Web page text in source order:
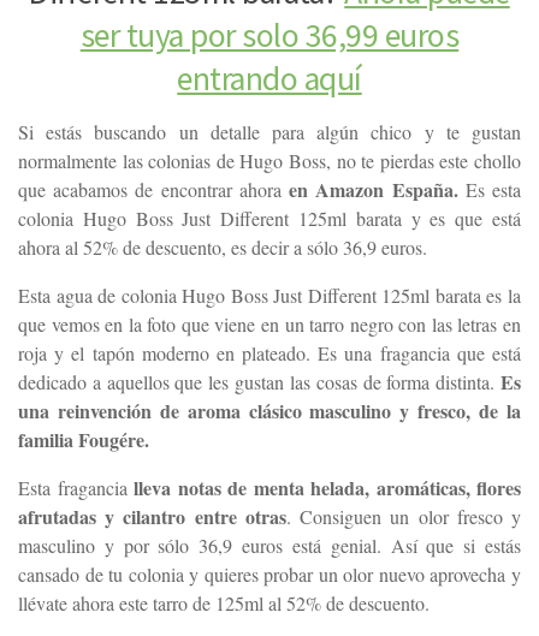
ser tuya por solo 36,99 euros
entrando aquí
Si estás buscando un detalle para algún chico y te gustan
normalmente las colonias de Hugo Boss, no te pierdas este chollo
que acabamos de encontrar ahoraen Amazon España.Es esta
colonia Hugo Boss Just Different 125ml barata y es que está
ahora al 52% de descuento, es decir a sólo 36,9 euros.
Esta agua de colonia Hugo Boss Just Different 125ml barata es la
que vemos en la foto que viene en un tarro negro con las letras en
roja y el tapón moderno en plateado. Es una fragancia que está
dedicado a aquellos que les gustan las cosas de forma distinta. Es
una reinvención de aroma clásico masculino y fresco, de la
familia Fougére.
Esta fragancialleva notas de menta helada, aromáticas, flores
afrutadas y cilantro entre otras. Consiguen un olor fresco y
masculino y por sólo 36,9 euros está genial. Así que si estás
cansado de tu colonia y quieres probar un olor nuevo aprovecha y
llévate ahora este tarro de 125ml al 52% de descuento.